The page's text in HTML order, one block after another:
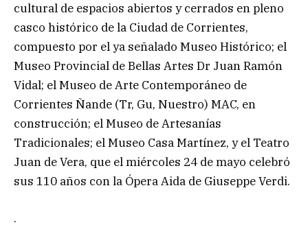
cultural de espacios abiertos y cerrados en pleno
casco histórico de la Ciudad de Corrientes,
compuesto por el ya señalado Museo Histórico; el
Museo Provincial de Bellas Artes Dr Juan Ramón
Vidal; el Museo de Arte Contemporáneo de
Corrientes Ñande (Tr, Gu, Nuestro) MAC, en
construcción; el Museo de Artesanías
Tradicionales; el Museo Casa Martínez, y el Teatro
Juan de Vera, que el miércoles 24 de mayo celebró
sus 110 años con la Ópera Aida de Giuseppe Verdi.
.